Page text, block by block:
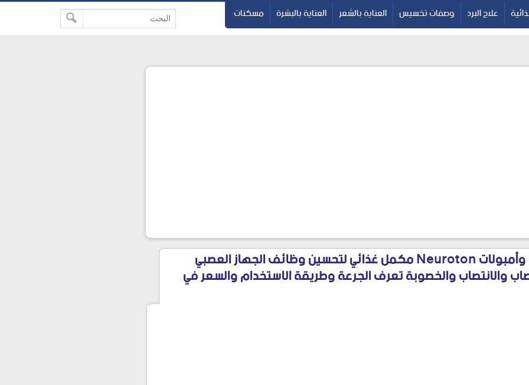
google-site-
علاج البرد وصفات تخسيس العناية بالشعر العناية بالبشرة مسكنات
نيوروتون أقراص وأمبولات Neuroton مكمل غذائي لتحسين وظائف الجهاز العصبي
والانتصاب والخصوبة تعرف الجرعة وطريقة الاستخدام والسعر في